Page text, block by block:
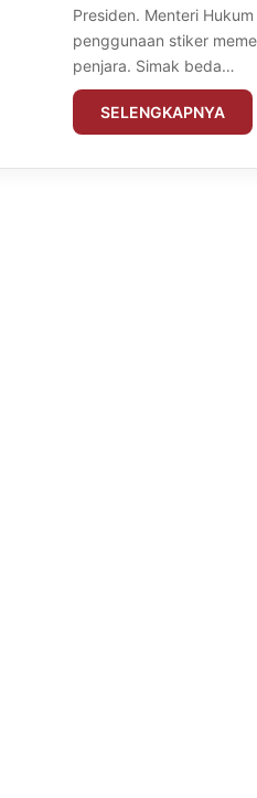
Presiden. Menteri
penggunaan stiker
penjara. Simak beda…
SELENGKAPNYA